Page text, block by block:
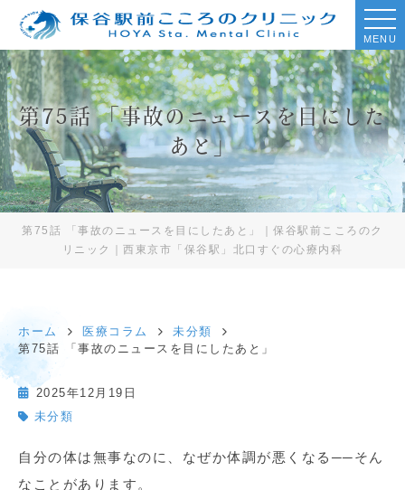
MENU
第75話 「事故のニュースを目にした
あと」
第75話 「事故のニュースを目にしたあと」｜保谷駅前こころのク
リニック｜西東京市「保谷駅」北口すぐの心療内科
ホーム 医療コラム
未分類
第75話 「事故のニュースを目にしたあと」
2025年12月19日
未分類
自分の体は無事なのに、なぜか体調が悪くなる──そん
なことがあります。